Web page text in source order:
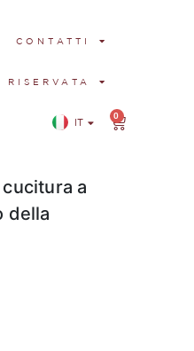
CONTATTI
RISERVATA
IT
EN
0
gros-
a
della